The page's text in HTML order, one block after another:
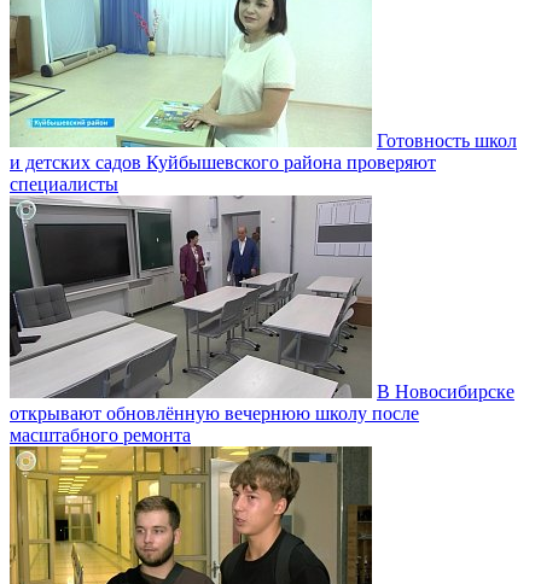
Готовность школ
и детских садов Куйбышевского района проверяют
специалисты
В Новосибирске
открывают обновлённую вечернюю школу после
масштабного ремонта